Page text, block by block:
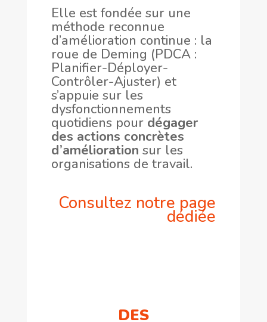
Elle est fondée sur une
méthode reconnue
d’amélioration continue : la
roue de Deming (PDCA :
Planifier-Déployer-
Contrôler-Ajuster) et
s’appuie sur les
dysfonctionnements
quotidiens pour dégager
des actions concrètes
d’amélioration sur les
organisations de travail.
Consultez notre page
dédiée
DES